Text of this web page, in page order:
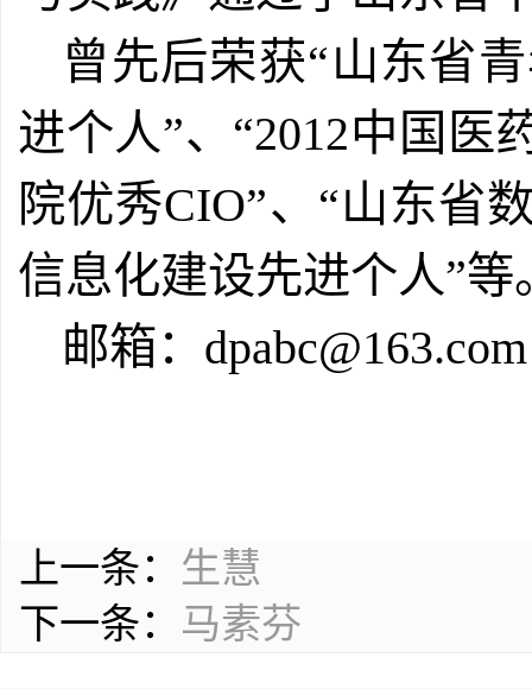
曾先后荣获“山东省
进个人”、“2012中国医
院优秀CIO”、“山东省
信息化建设先进个人”等
邮箱：dpabc@163.com
上一条： 生慧
下一条： 马素芬